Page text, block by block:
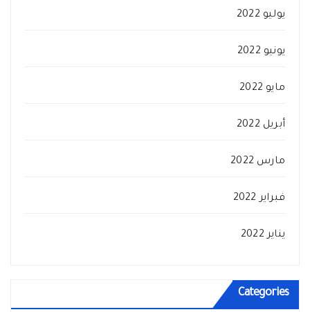
يوليو 2022
يونيو 2022
مايو 2022
أبريل 2022
مارس 2022
فبراير 2022
يناير 2022
Categories